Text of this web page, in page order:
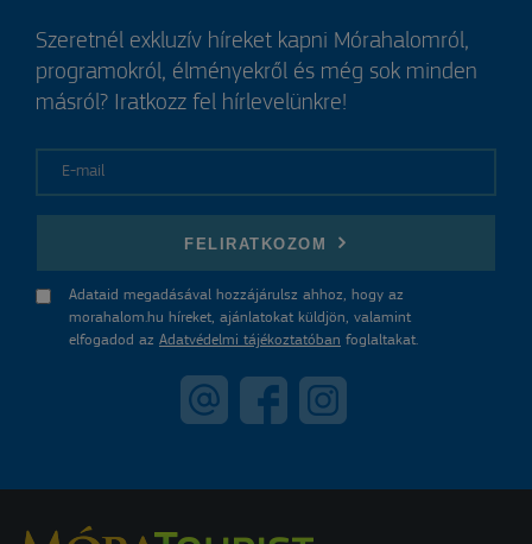
Szeretnél exkluzív híreket kapni Mórahalomról,
programokról, élményekről és még sok minden
másról? Iratkozz fel hírlevelünkre!
FELIRATKOZOM
Adataid megadásával hozzájárulsz ahhoz, hogy az
morahalom.hu híreket, ajánlatokat küldjön, valamint
elfogadod az Adatvédelmi tájékoztatóban foglaltakat.